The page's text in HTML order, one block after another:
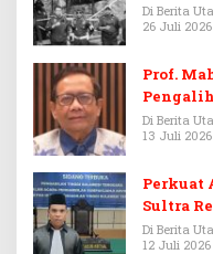
Di Berita
26 Juli 2026
Prof.
Febrie
Di Berita
13 Juli 2026
Perkuat
Sultra
PERADI
Di Berita
12 Juli 2026